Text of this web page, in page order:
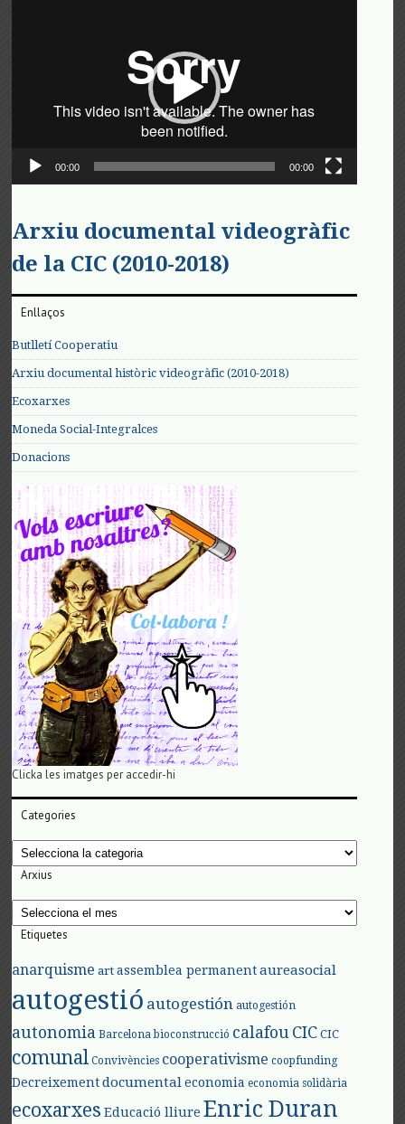
00:00 00:00
Arxiu documental videogràfic
de la CIC (2010-2018)
Enllaços
Butlletí Cooperatiu
Arxiu documental històric videogràfic (2010-2018)
Ecoxarxes
Moneda Social-Integralces
Donacions
Clicka les imatges per accedir-hi
Categories
Categories
Arxius
Arxius
Etiquetes
anarquisme art assemblea permanent aureasocial
autogestió autogestión autogestión
autonomia Barcelona bioconstrucció calafouCIC CIC
comunal Convivències cooperativisme coopfunding
Decreixement documental economia economia solidària
ecoxarxes Educació lliure Enric Duran